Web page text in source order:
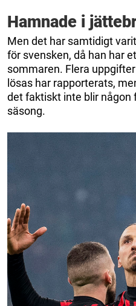
Hamnade i
Men det har samtidigt
för svensken, då han har
sommaren. Flera
lösas har rapporterats,
det faktiskt inte blir någon
säsong.